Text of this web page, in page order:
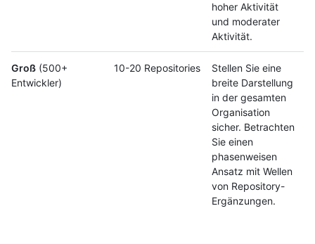
hoher Aktivität
und moderater
Aktivität.
Groß (500+
Entwickler)
10-20 Repositories
Stellen Sie eine
breite Darstellung
in der gesamten
Organisation
sicher. Betrachten
Sie einen
phasenweisen
Ansatz mit Wellen
von Repository-
Ergänzungen.